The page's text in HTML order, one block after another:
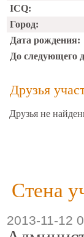
ICQ:
Город:
Дата рождения:
До следующего
Друзья
Друзья не
Стена
2013-11-12